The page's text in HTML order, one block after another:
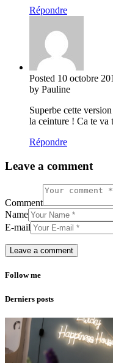
Répondre
Posted 10 octobre
by Pauline
Superbe cette
la ceinture ! Ca te va
Répondre
Leave a comment
Comment
Name
E-mail
Follow me
Derniers posts